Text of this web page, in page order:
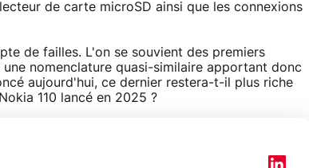
de carte microSD ainsi que les connexions
de failles. L'on se souvient des premiers
nomenclature quasi-similaire apportant donc
aujourd'hui, ce dernier restera-t-il plus riche
110 lancé en 2025 ?